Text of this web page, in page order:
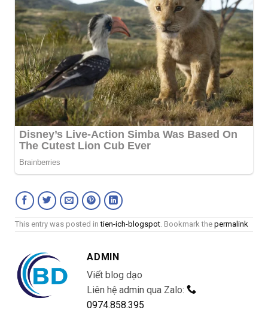
This entry was posted intien-ich-blogspot . Bookmark the permalink
ADMIN
Viết blog dạo
Liên hệ admin qua Zalo:
0974.858.395